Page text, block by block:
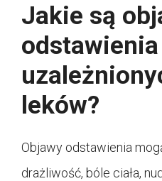
Jakie są
leków?
Objawy odstawienia
drażliwość, bóle ciała,